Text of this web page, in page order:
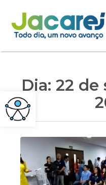
Pular
para
o
Dia: 22 de